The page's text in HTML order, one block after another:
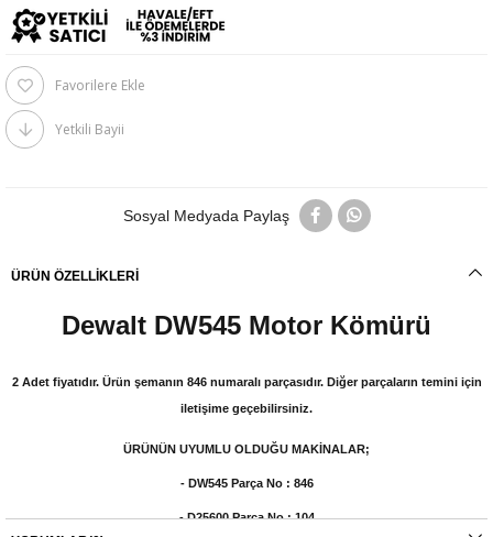
Favorilere Ekle
Yetkili Bayii
Sosyal Medyada Paylaş
ÜRÜN ÖZELLIKLERI
Dewalt DW545 Motor Kömürü
2 Adet fiyatıdır. Ürün şemanın 846 numaralı parçasıdır. Diğer parçaların temini için
iletişime geçebilirsiniz.
ÜRÜNÜN UYUMLU OLDUĞU MAKİNALAR;
- DW545 Parça No : 846
- D25600 Parça No : 104